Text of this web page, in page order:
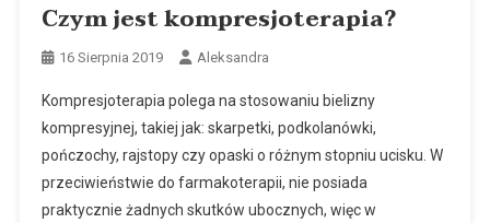
Czym jest kompresjoterapia?
16 Sierpnia 2019 Aleksandra
Kompresjoterapia polega na stosowaniu bielizny
kompresyjnej, takiej jak: skarpetki, podkolanówki,
pończochy, rajstopy czy opaski o różnym stopniu ucisku. W
przeciwieństwie do farmakoterapii, nie posiada
praktycznie żadnych skutków ubocznych, więc w